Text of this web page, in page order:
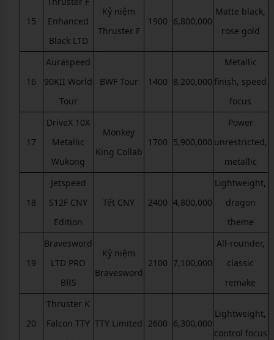
15
Enhanced
Black LTD
Kỷ niệm
Thruster F
1900 6,800,000
Matte black,
rose gold
16
Auraspeed
90KII World
Tour
BWF Tour 1400 8,200,000
Metallic
finish, speed
focus
17
DriveX 10X
Metallic
Wukong
Monkey
King Collab
1700 5,900,000
Power
unrestricted,
metallic
18
Jetspeed
S12F CNY
Edition
Tết CNY 2400 4,800,000
Lightweight,
dragon
theme
19
Bravesword
LTD PRO
BRS
Kỷ niệm
Bravesword
2100 7,100,000
All-rounder,
classic
remake
20
Thruster K
Falcon TTY TTY Limited 2600 6,300,000
Lightweight,
control focus